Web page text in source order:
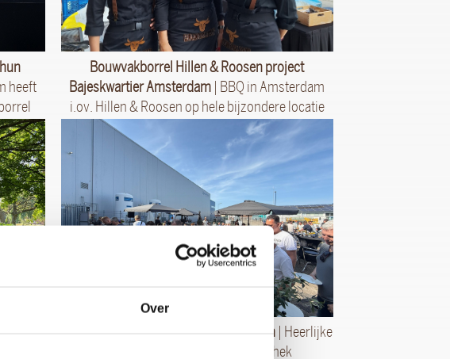
Over
heeft
Bouwvakborrel Hillen & Roosen project
Bajeskwartier Amsterdam | BBQ in Amsterdam
i.ov. Hillen & Roosen op hele bijzondere locatie
bbq
BBQ met drank Klaas Puul in Volendam | Heerlijke
opdracht binnen het derde klaphek